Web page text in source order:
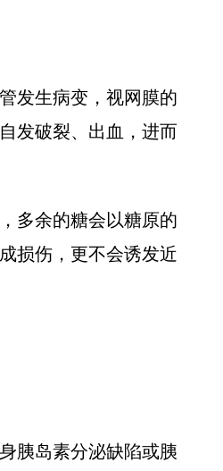
发生病变，视网膜的
发破裂、出血，进而
多余的糖会以糖原的
损伤，更不会诱发近
胰岛素分泌缺陷或胰